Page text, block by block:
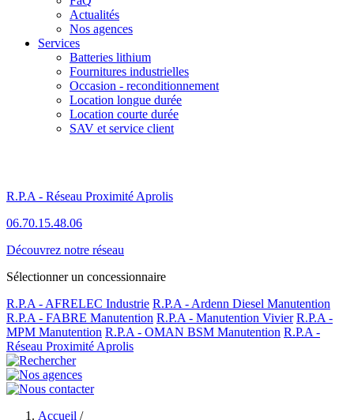
Actualités
Nos agences
Services
Batteries lithium
Fournitures industrielles
Occasion - reconditionnement
Location longue durée
Location courte durée
SAV et service client
R.P.A - Réseau Proximité Aprolis
06.70.15.48.06
Découvrez notre réseau
Sélectionner un concessionnaire
R.P.A - AFRELEC Industrie R.P.A - Ardenn Diesel Manutention
R.P.A - FABRE Manutention R.P.A - Manutention Vivier R.P.A -
MPM Manutention R.P.A - OMAN BSM Manutention R.P.A -
Réseau Proximité Aprolis
Accueil /